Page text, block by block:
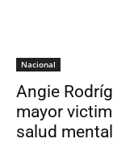
Nacional
Angie
mayor
salud mental